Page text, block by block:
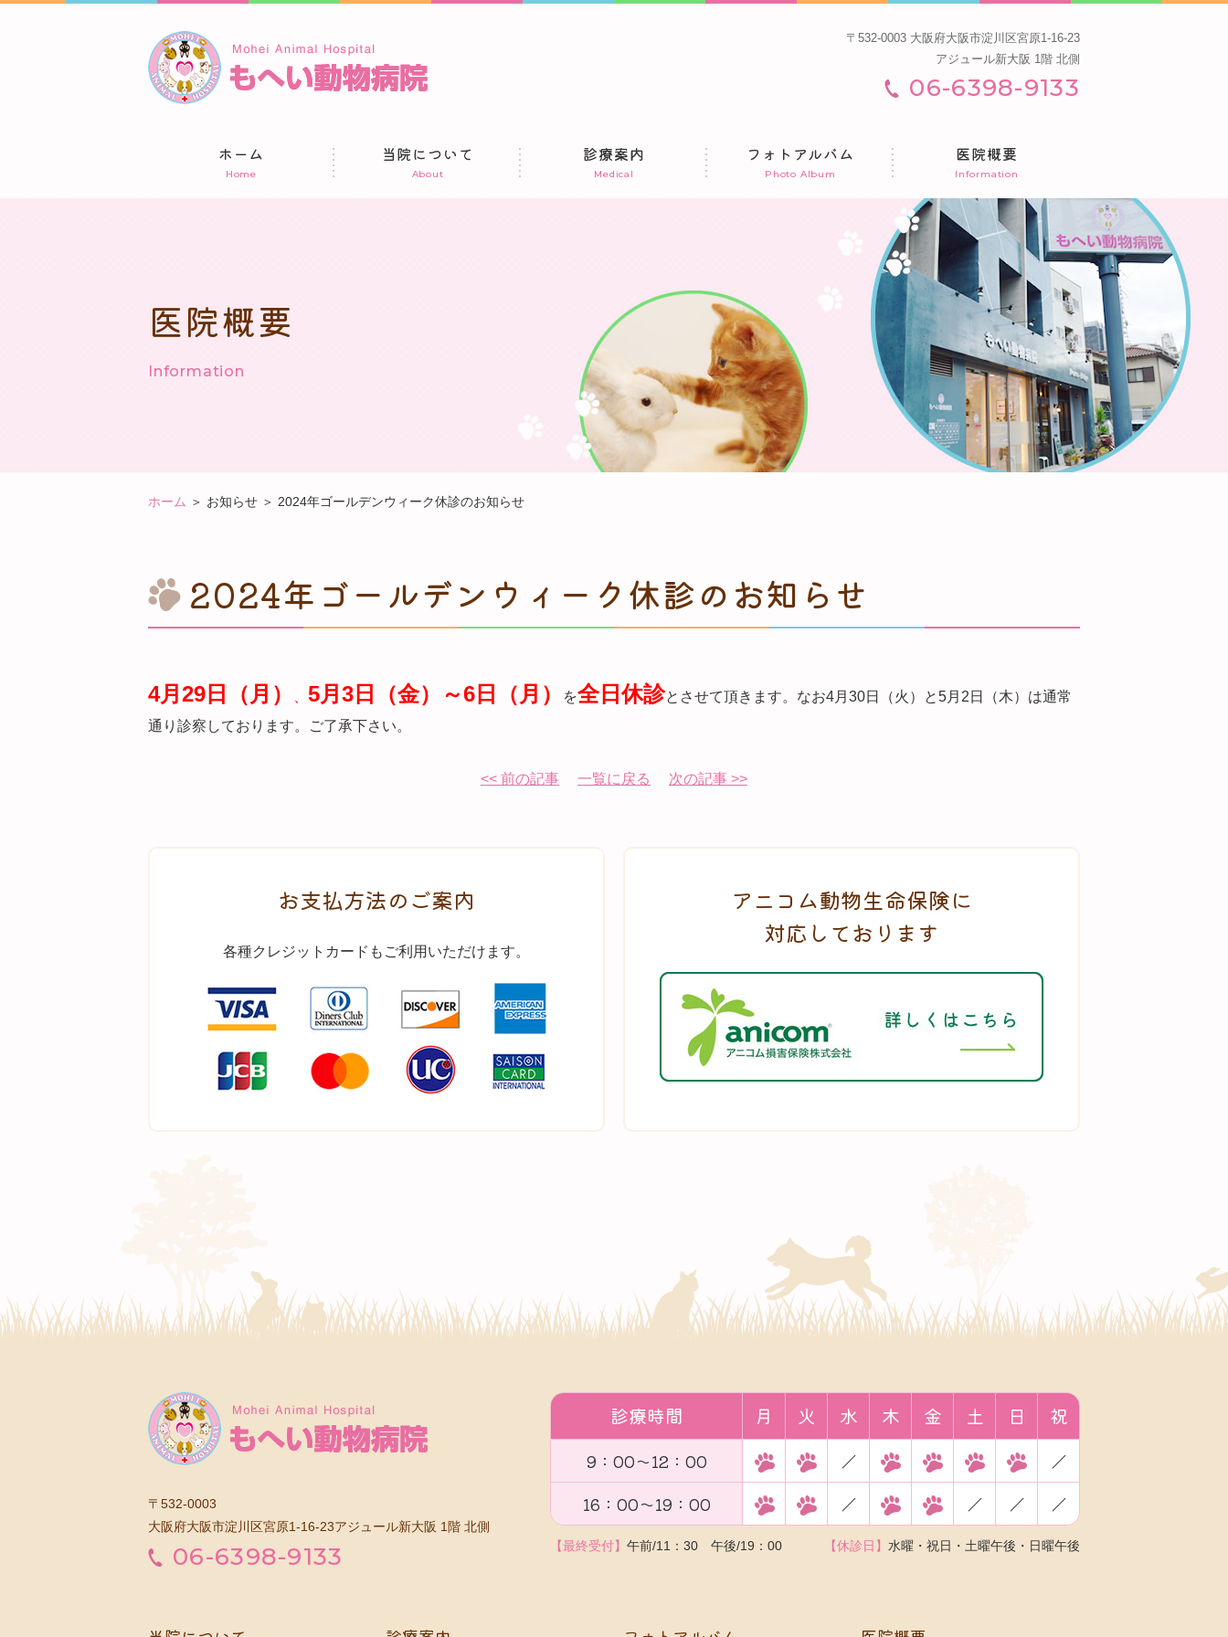
〒532-0003 大阪府大阪市淀川区宮原1-16-23
アジュール新大阪 1階 北側
06-6398-9133
ホーム
Home
当院について
About
診療案内
Medical
フォトアルバム
Photo Album
医院概要
Information
医院概要
Information
ホーム ＞ お知らせ ＞ 2024年ゴールデンウィーク休診のお知らせ
2024年ゴールデンウィーク休診のお知らせ
4月29日（月） 5月3日（金）～6日（月） を全日休診とさせて頂きます。なお4月30日（火）と5月2日（木）は通常
通り診察しております。ご了承下さい。
<< 前の記事 一覧に戻る 次の記事 >>
お支払方法のご案内
各種クレジットカードもご利用いただけます。
アニコム動物生命保険に
対応しております
〒532-0003
大阪府大阪市淀川区宮原1-16-23アジュール新大阪 1階 北側
06-6398-9133
診療時間 月 火 水 木 金 土 日 祝
9：00～12：00 ／
／
16：00～19：00
／ ／ ／ ／
【最終受付】 午前/11：30 午後/19：00 【休診日】 水曜・祝日・土曜午後・日曜午後